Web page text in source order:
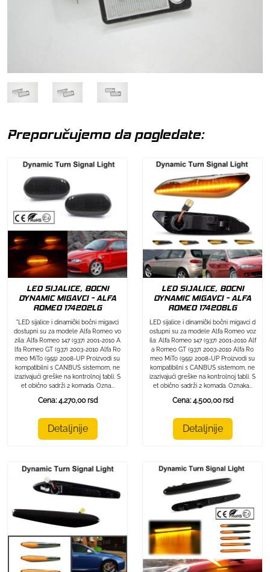
Preporučujemo da pogledate:
LED SIJALICE, BOCNI
DYNAMIC MIGAVCI - ALFA
ROMEO 174202LG
"LED sijalice i dinamički bočni migavci
dostupni su za modele Alfa Romeo vo
zila: Alfa Romeo 147 (937) 2001-2010 A
lfa Romeo GT (937) 2003-2010 Alfa Ro
meo MiTo (955) 2008-UP Proizvodi su
kompatibilni s CANBUS sistemom, ne
izazivajući greške na kontrolnoj tabli. S
et obično sadrži 2 komada. Ozna...
Cena: 4.270,00 rsd
Detaljnije
LED SIJALICE, BOCNI
DYNAMIC MIGAVCI - ALFA
ROMEO 174206LG
LED sijalice i dinamički bočni migavci d
ostupni su za modele Alfa Romeo voz
ila: Alfa Romeo 147 (937) 2001-2010 Alf
a Romeo GT (937) 2003-2010 Alfa Ro
meo MiTo (955) 2008-UP Proizvodi su
kompatibilni s CANBUS sistemom, ne
izazivajući greške na kontrolnoj tabli. S
et obično sadrži 2 komada. Oznaka...
Cena: 4.500,00 rsd
Detaljnije